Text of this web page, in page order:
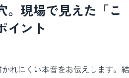
。現場で見えた「こ
イント
れにくい本音をお伝えします。結